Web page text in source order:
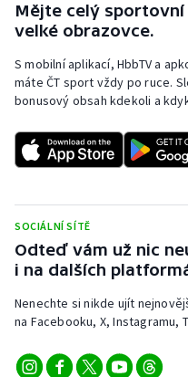
Mějte celý
velké obrazovce.
S mobilní aplikací, HbbTV a
máte ČT sport vždy po ruce.
bonusový obsah kdekoli a
SOCIÁLNÍ SÍTĚ
Odteď vám už nic
i na dalších
Nenechte si nikde ujít
na Facebooku, X, Instagramu,